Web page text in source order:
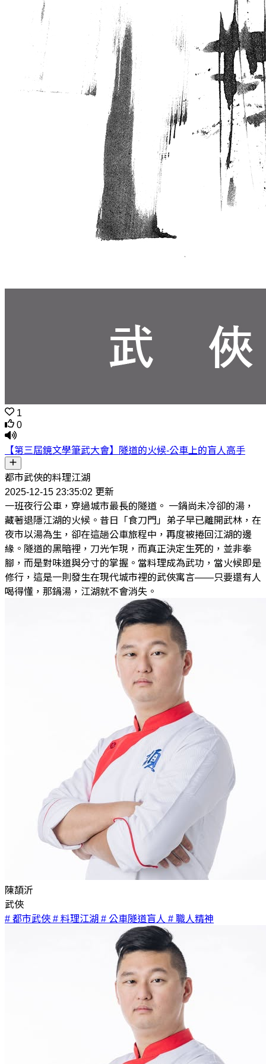
1
0
【第三屆鏡文學筆武大會】隧道的火候-公車上的盲人高手
都市武俠的料理江湖
2025-12-15 23:35:02 更新
一班夜行公車，穿過城市最長的隧道。 一鍋尚未冷卻的湯，
藏著退隱江湖的火候。昔日「食刀門」弟子早已離開武林，在
夜市以湯為生，卻在這趟公車旅程中，再度被捲回江湖的邊
緣。隧道的黑暗裡，刀光乍現，而真正決定生死的，並非拳
腳，而是對味道與分寸的掌握。當料理成為武功，當火候即是
修行，這是一則發生在現代城市裡的武俠寓言——只要還有人
喝得懂，那鍋湯，江湖就不會消失。
陳頡沂
武俠
# 都市武俠 # 料理江湖 # 公車隧道盲人 # 職人精神